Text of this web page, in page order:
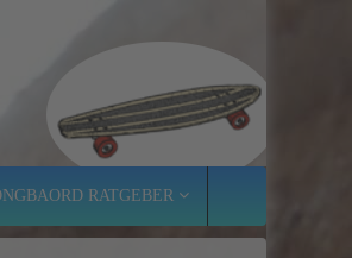
RATGEBER